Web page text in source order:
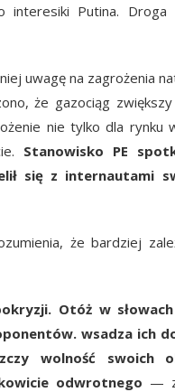
interesiki Putina.
uwagę na zagrożenia
że gazociąg
nie tylko dla
Stanowisko PE
się z internautami
że bardziej
Otóż w
wsadza ich
wolność swoich
odwrotnego —